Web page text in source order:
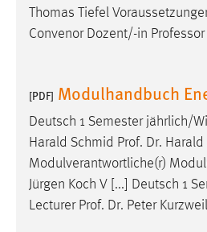
Thomas Tiefel
Convenor Dozent/-in Professor
[PDF] Modulhandbuch
Deutsch 1 Semester jährlich/
Harald Schmid Prof. Dr.
Modulverantwortliche(r)
Jürgen Koch V [...] Deutsch 1
Lecturer Prof. Dr. Peter
Zweck:
Dieser Cookie
der Website
STATISTIK
Statistik Cookies erfassen
Diese Informationen helfen
unsere Besucher unsere